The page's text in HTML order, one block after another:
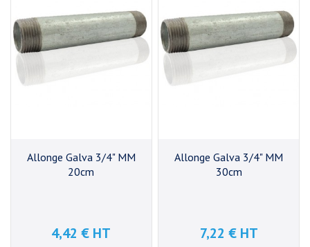
Allonge Galva 3/4" MM
20cm
Prix
4,42 € HT
Allonge Galva 3/4" MM
30cm
Prix
7,22 € HT